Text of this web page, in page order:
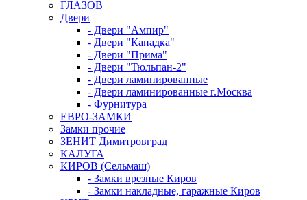
ГЛАЗОВ
Двери
- Двери "Ампир"
- Двери "Канадка"
- Двери "Прима"
- Двери "Тюльпан-2"
- Двери ламинированные
- Двери ламинированные г.Москва
- Фурнитура
ЕВРО-ЗАМКИ
Замки прочие
ЗЕНИТ Димитровград
КАЛУГА
КИРОВ (Сельмаш)
- Замки врезные Киров
- Замки накладные, гаражные Киров